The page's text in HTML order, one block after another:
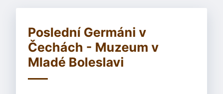
Poslední Germáni v
Čechách - Muzeum v
Mladé Boleslavi